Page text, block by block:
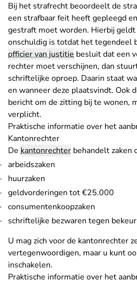
Bij het strafrecht beoordeelt de
een strafbaar feit heeft gepleegd
gestraft moet worden. Hierbij geldt
onschuldig is totdat het tegendeel
officier van justitie besluit dat een
rechter moet verschijnen, dan
schriftelijke oproep. Daarin staat
en wanneer deze plaatsvindt. Ook
bericht om de zitting bij te wonen,
verplicht.
Praktische informatie over het
Kantonrechter
De kantonrechter behandelt zaken
arbeidszaken
huurzaken
geldvorderingen tot €25.000
consumentenkoopzaken
schriftelijke bezwaren tegen
U mag zich voor de kantonrechter
vertegenwoordigen, maar u kunt
inschakelen.
Praktische informatie over het